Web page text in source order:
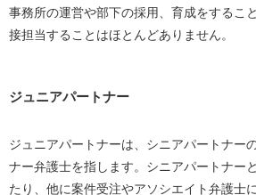
事務所の運営や部下の採用、育成をするこ
接担当することはほとんどありません。
ジュニアパートナー
ジュニアパートナーは、シニアパートナー
ナー弁護士を指します。シニアパートナー
たり、他に案件受注やアソシエイト弁護士